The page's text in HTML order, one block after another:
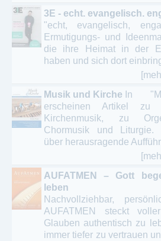
3E - echt. evangelisch.
"echt, evangelisch,
Ermutigungs- und
die ihre Heimat in der
haben und sich dort
Musik und Kirche In
erscheinen Artikel
Kirchenmusik, zu
Chormusik und Liturgie.
über herausragende
AUFATMEN – Gott
leben
Nachvollziehbar,
AUFATMEN steckt
Glauben authentisch zu
immer tiefer zu vertrauen